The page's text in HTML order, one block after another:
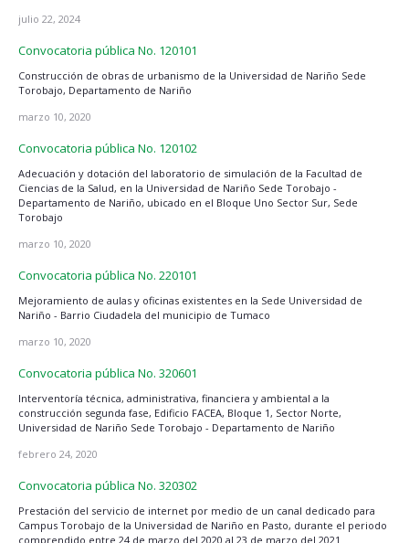
julio 22, 2024
Convocatoria pública No. 120101
Construcción de obras de urbanismo de la Universidad de Nariño Sede
Torobajo, Departamento de Nariño
marzo 10, 2020
Convocatoria pública No. 120102
Adecuación y dotación del laboratorio de simulación de la Facultad de
Ciencias de la Salud, en la Universidad de Nariño Sede Torobajo -
Departamento de Nariño, ubicado en el Bloque Uno Sector Sur, Sede
Torobajo
marzo 10, 2020
Convocatoria pública No. 220101
Mejoramiento de aulas y oficinas existentes en la Sede Universidad de
Nariño - Barrio Ciudadela del municipio de Tumaco
marzo 10, 2020
Convocatoria pública No. 320601
Interventoría técnica, administrativa, financiera y ambiental a la
construcción segunda fase, Edificio FACEA, Bloque 1, Sector Norte,
Universidad de Nariño Sede Torobajo - Departamento de Nariño
febrero 24, 2020
Convocatoria pública No. 320302
Prestación del servicio de internet por medio de un canal dedicado para
Campus Torobajo de la Universidad de Nariño en Pasto, durante el periodo
comprendido entre 24 de marzo del 2020 al 23 de marzo del 2021